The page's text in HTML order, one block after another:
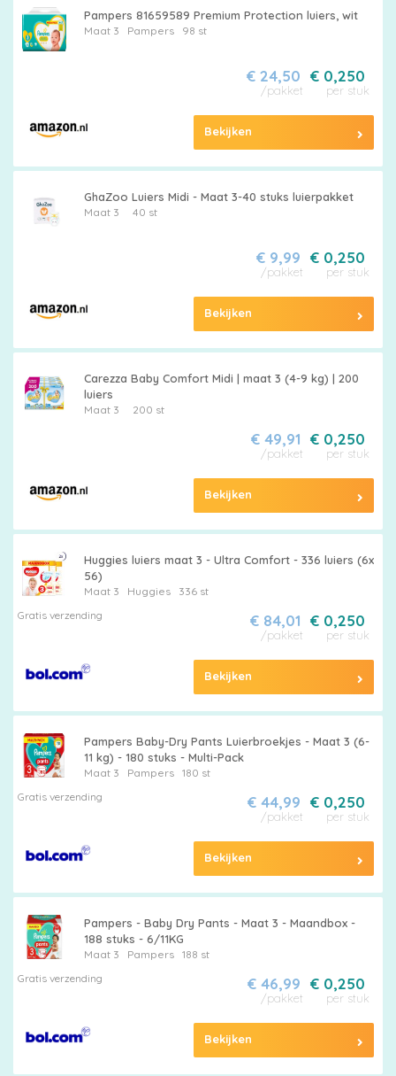
Pampers 81659589 Premium Protection luiers, wit
Maat 3 Pampers 98 st
€ 0,250
per stuk
€ 24,50
/pakket
Bekijken
GhaZoo Luiers Midi - Maat 3-40 stuks luierpakket
Maat 3 40 st
€ 0,250
per stuk
€ 9,99
/pakket
Bekijken
Carezza Baby Comfort Midi | maat 3 (4-9 kg) | 200
luiers
Maat 3 200 st
€ 0,250
per stuk
€ 49,91
/pakket
Bekijken
Huggies luiers maat 3 - Ultra Comfort - 336 luiers (6x
56)
Maat 3 Huggies
336 st
Gratis verzending
€ 0,250
per stuk
€ 84,01
/pakket
Bekijken
Pampers Baby-Dry Pants Luierbroekjes - Maat 3 (6-
11 kg) - 180 stuks - Multi-Pack
Maat 3 Pampers
180 st
Gratis verzending
€ 0,250
per stuk
€ 44,99
/pakket
Bekijken
Pampers - Baby Dry Pants - Maat 3 - Maandbox -
188 stuks - 6/11KG
Maat 3 Pampers
188 st
Gratis verzending
€ 0,250
per stuk
€ 46,99
/pakket
Bekijken